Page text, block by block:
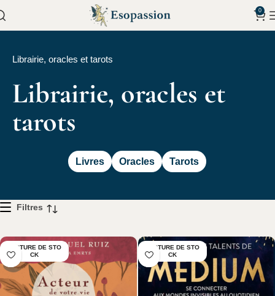
0
Librairie, oracles et tarots
Librairie, oracles et
tarots
Livres Oracles Tarots
Filtres
RUPTURE DE STO
CK
RUPTURE DE STO
CK